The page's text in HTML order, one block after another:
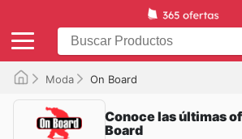
Moda On Board
Conoce las últimas
Board